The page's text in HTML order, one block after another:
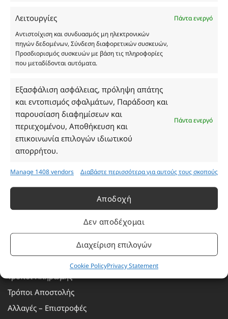
Λειτουργίες
Πάντα ενεργό
Αντιστοίχιση και συνδυασμός μη ηλεκτρονικών
πηγών δεδομένων, Σύνδεση διαφορετικών συσκευών,
Προσδιορισμός συσκευών με βάση τις πληροφορίες
που μεταδίδονται αυτόματα.
Εξασφάλιση ασφάλειας, πρόληψη απάτης
και εντοπισμός σφαλμάτων, Παράδοση και
παρουσίαση διαφημίσεων και
περιεχομένου, Αποθήκευση και
επικοινωνία επιλογών ιδιωτικού
απορρήτου.
Πάντα ενεργό
Manage 1408 vendors Διαβάστε περισσότερα για αυτούς τους σκοπούς
Αποδοχή
Δεν αποδέχομαι
Διαχείριση επιλογών
Cookie PolicyPrivacy Statement
Τηλ. 2314 016010
ΑΦΜ 803285309
ΓΕΜΗ 193802504000
Ωράριο Καταστήματος
Δευτέρα: 08:30–16:30
Τρίτη: 08:30–16:30
Τετάρτη: 08:30–16:30
Πέμπτη: 08:30–16:30
Παρασκευή: 08:30–16:30
Σάββατο - Κυριακή: Κλειστά
Πρόγραμμα Ανταμοιβής
Τρόποι Πληρωμής
Τρόποι Αποστολής
Αλλαγές – Επιστροφές